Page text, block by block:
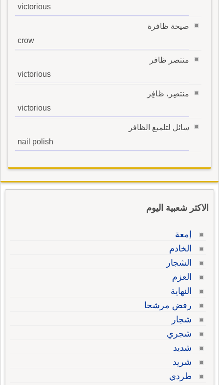
victorious
صيحة ظافرة
crow
منتصر ظافر
victorious
منتصِر، ظافِر
victorious
سائل لتلميع الظافر
nail polish
الاكثر شعبية اليوم
إمعة
الخادم
الشجار
العزم
النهاية
رفض مرشحا
شجار
شجري
شديد
شريد
طردي